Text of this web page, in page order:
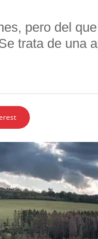
pero del
trata de una